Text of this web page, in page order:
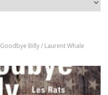
Goodbye Billy / Laurent Whale